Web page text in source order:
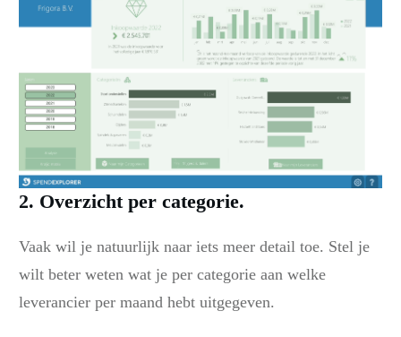
2. Overzicht per categorie.
Vaak wil je natuurlijk naar iets meer detail toe. Stel je
wilt beter weten wat je per categorie aan welke
leverancier per maand hebt uitgegeven.